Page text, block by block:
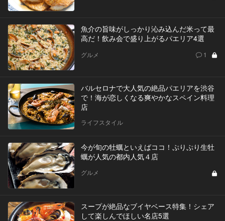
魚介の旨味がしっかり沁み込んだ米って最
高だ！飲み会で盛り上がるパエリア4選
グルメ 1
バルセロナで大人気の絶品パエリアを渋谷
で！海が恋しくなる爽やかなスペイン料理
店
ライフスタイル
今が旬の牡蠣といえばココ！ぷりぷり生牡
蠣が人気の都内人気４店
グルメ
スープが絶品なブイヤベース特集！シェア
して楽しんでほしい名店5選